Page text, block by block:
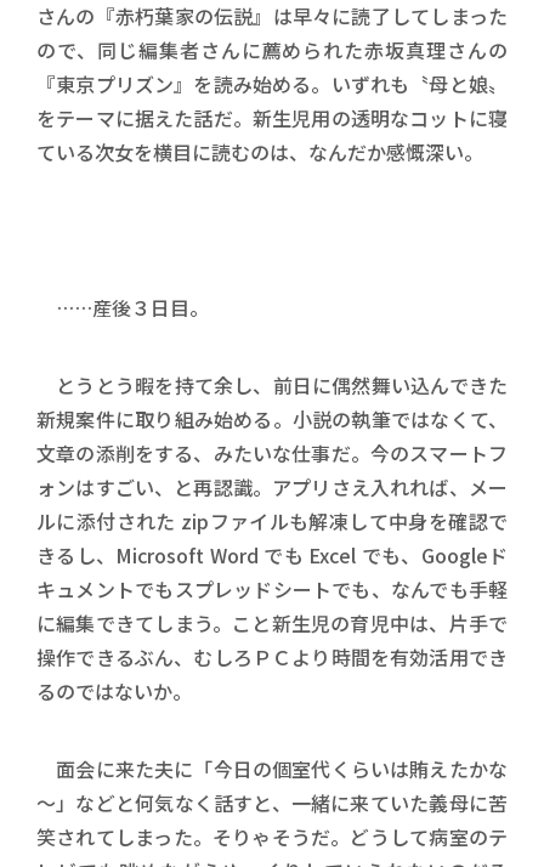
さんの『赤朽葉家の伝説』は早々に読了してしまった
ので、同じ編集者さんに薦められた赤坂真理さんの
『東京プリズン』を読み始める。いずれも〝母と娘〟
をテーマに据えた話だ。新生児用の透明なコットに寝
ている次女を横目に読むのは、なんだか感慨深い。
……産後３日目。
とうとう暇を持て余し、前日に偶然舞い込んできた
新規案件に取り組み始める。小説の執筆ではなくて、
文章の添削をする、みたいな仕事だ。今のスマートフ
ォンはすごい、と再認識。アプリさえ入れれば、メー
ルに添付された zipファイルも解凍して中身を確認で
きるし、Microsoft Word でも Excel でも、Googleド
キュメントでもスプレッドシートでも、なんでも手軽
に編集できてしまう。こと新生児の育児中は、片手で
操作できるぶん、むしろＰＣより時間を有効活用でき
るのではないか。
面会に来た夫に「今日の個室代くらいは賄えたかな
～」などと何気なく話すと、一緒に来ていた義母に苦
笑されてしまった。そりゃそうだ。どうして病室のテ